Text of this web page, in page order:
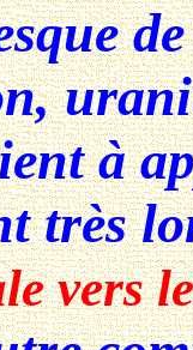
à
très
vers